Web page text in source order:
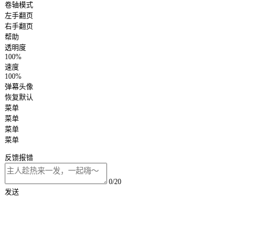
卷轴模式
左手翻页
右手翻页
帮助
透明度
100%
速度
100%
弹幕头像
恢复默认
菜单
菜单
菜单
菜单
反馈报错
0/20
发送